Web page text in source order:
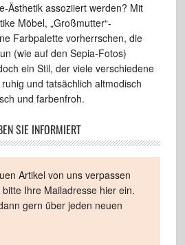
Ästhetik assoziiert werden? Mit
Möbel, „Großmutter“-
Farbpalette vorherrschen, die
(wie auf den Sepia-Fotos)
ein Stil, der viele verschiedene
und tatsächlich altmodisch
und farbenfroh.
SIE INFORMIERT
Artikel von uns verpassen
Ihre Mailadresse hier ein.
gern über jeden neuen